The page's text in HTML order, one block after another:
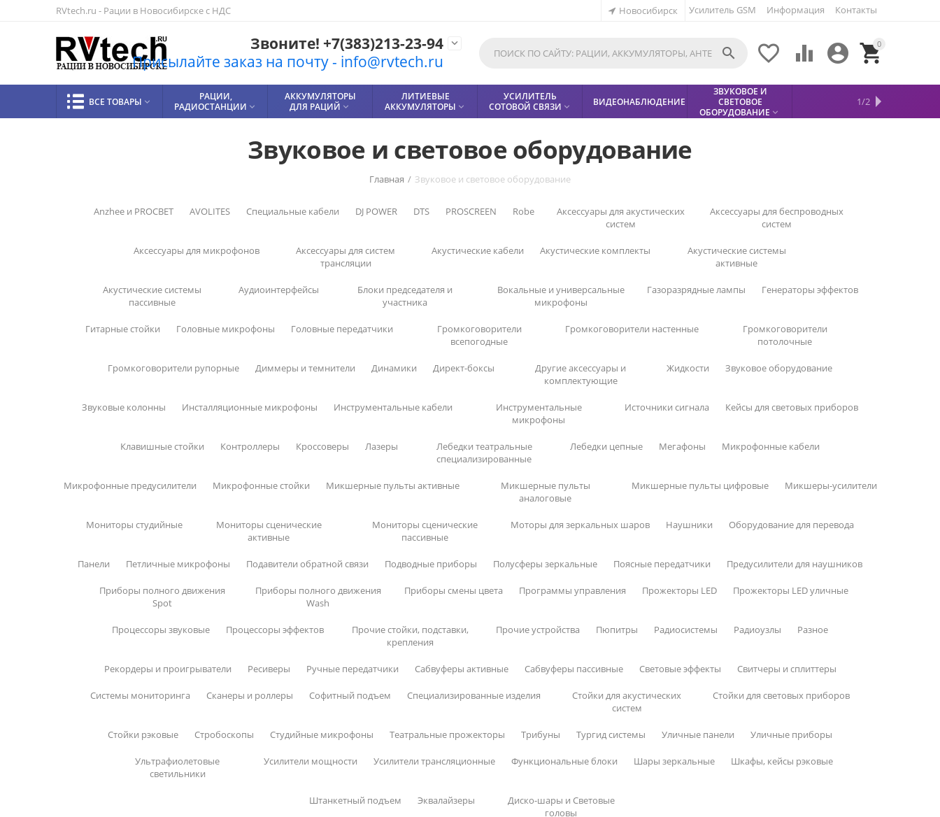
RVtech.ru - Рации в Новосибирске с НДС Усилитель GSM Информация Контакты
Новосибирск
Звоните! +7(383)213-23-94
Присылайте заказ на почту - info@rvtech.ru
 0


 

ВСЕ ТОВАРЫ 
РАЦИИ,
РАДИОСТАНЦИИ 
АККУМУЛЯТОРЫ
ДЛЯ РАЦИЙ 
ЛИТИЕВЫЕ
АККУМУЛЯТОРЫ 
УСИЛИТЕЛЬ
СОТОВОЙ СВЯЗИ  ВИДЕОНАБЛЮДЕНИЕ
ЗВУКОВОЕ И
СВЕТОВОЕ
ОБОРУДОВАНИЕ 
МЕТАЛЛОДЕТЕКТОР
СФИНКС (SPHINX)
БЕЗОПАСНОСТЬ 
КИСЛОТНЫЕ
АККУМУЛЯТОРЫ 
1/2
Звуковое и световое оборудование
Главная / Звуковое и световое оборудование
Anzhee и PROCBET AVOLITES Cпециальные кабели DJ POWER DTS PROSCREEN Robe
Аксессуары для акустических
систем
Аксессуары для беспроводных
систем
Аксессуары для микрофонов
Аксессуары для систем
трансляции
Акустические кабели Акустические комплекты
Акустические системы
активные
Акустические системы
пассивные
Аудиоинтерфейсы
Блоки председателя и
участника
Вокальные и универсальные
микрофоны
Газоразрядные лампы Генераторы эффектов
Гитарные стойки Головные микрофоны Головные передатчики
Громкоговорители
всепогодные
Громкоговорители настенные
Громкоговорители
потолочные
Громкоговорители рупорные Диммеры и темнители Динамики Директ-боксы
Другие аксессуары и
комплектующие
Жидкости Звуковое оборудование
Звуковые колонны Инсталляционные микрофоны Инструментальные кабели
Инструментальные
микрофоны
Источники сигнала Кейсы для световых приборов
Клавишные стойки Контроллеры Кроссоверы Лазеры
Лебедки театральные
специализированные
Лебедки цепные Мегафоны Микрофонные кабели
Микрофонные предусилители Микрофонные стойки Микшерные пульты активные
Микшерные пульты
аналоговые
Микшерные пульты цифровые Микшеры-усилители
Мониторы студийные
Мониторы сценические
активные
Мониторы сценические
пассивные
Моторы для зеркальных шаров Наушники Оборудование для перевода
Панели Петличные микрофоны Подавители обратной связи Подводные приборы Полусферы зеркальные Поясные передатчики Предусилители для наушников
Приборы полного движения
Spot
Приборы полного движения
Wash
Приборы смены цвета Программы управления Прожекторы LED Прожекторы LED уличные
Процессоры звуковые Процессоры эффектов
Прочие стойки, подставки,
крепления
Прочие устройства Пюпитры Радиосистемы Радиоузлы Разное
Рекордеры и проигрыватели Ресиверы Ручные передатчики Сабвуферы активные Сабвуферы пассивные Световые эффекты Свитчеры и сплиттеры
Системы мониторинга Сканеры и роллеры Софитный подъем Специализированные изделия
Стойки для акустических
систем
Стойки для световых приборов
Стойки рэковые Стробоскопы Студийные микрофоны Театральные прожекторы Трибуны Тургид системы Уличные панели Уличные приборы
Ультрафиолетовые
светильники
Усилители мощности Усилители трансляционные Функциональные блоки Шары зеркальные Шкафы, кейсы рэковые
Штанкетный подъем Эквалайзеры
Диско-шары и Световые
головы